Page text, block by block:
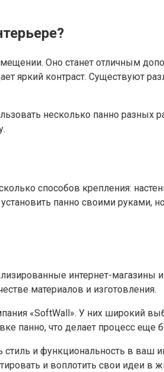
Оно станет отличным
яркий контраст. Существуют
несколько панно
способов крепления:
панно своими руками,
интернет-магазины
материалов и изготовления.
«SoftWall». У них широкий
панно, что делает процесс
и функциональность в ваш
и воплотить свои идеи в